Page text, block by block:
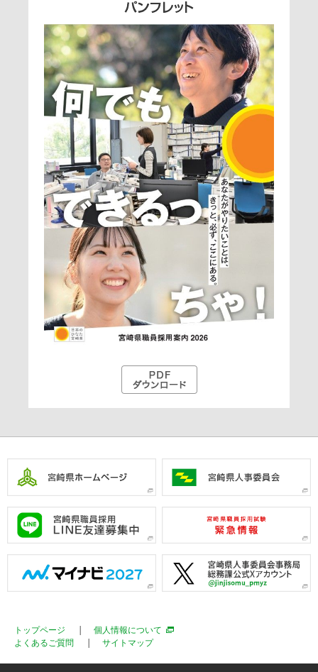
トップページ
個人情報について
よくあるご質問
サイトマップ